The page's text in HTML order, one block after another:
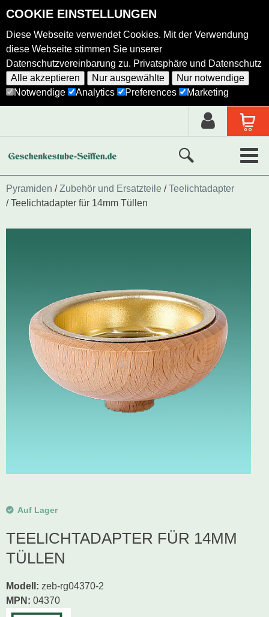
COOKIE EINSTELLUNGEN
Diese Webseite verwendet Cookies. Mit der Verwendung
diese Webseite stimmen Sie unserer
Datenschutzvereinbarung zu. Privatsphäre und Datenschutz
Alle akzeptieren
Nur ausgewählte
Nur notwendige
Notwendige
Analytics Preferences Marketing
Neue Produkte
Schwibbogen
Räucherfiguren
Pyramiden
Pyramiden Zubehör und Ersatzteile
Teelichtadapter
Teelichtadapter für 14mm Tüllen
Auf Lager
TEELICHTADAPTER FÜR 14MM
TÜLLEN
Modell : zeb-rg04370-2
MPN: 04370